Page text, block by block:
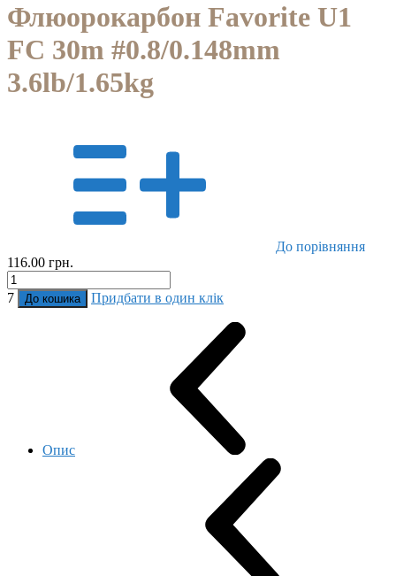
Флюорокарбон Favorite U1
FC 30m #0.8/0.148mm
3.6lb/1.65kg
До порівняння
116.00 грн.
7 До кошика Придбати в один клік
Опис